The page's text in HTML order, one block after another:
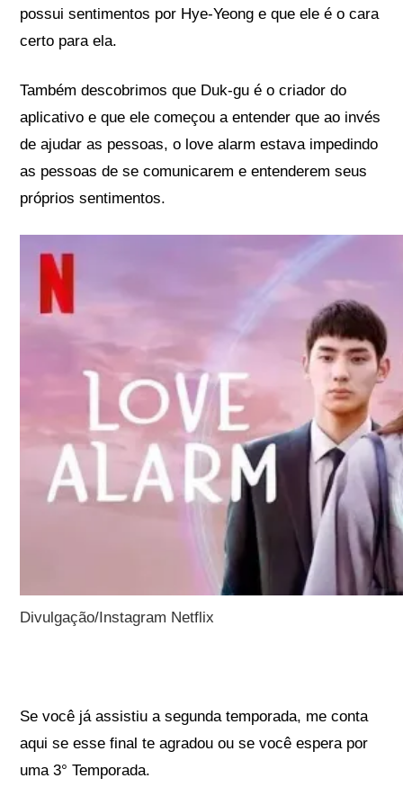
possui sentimentos por Hye-Yeong e que ele é o cara
certo para ela.
Também descobrimos que Duk-gu é o criador do
aplicativo e que ele começou a entender que ao invés
de ajudar as pessoas, o love alarm estava impedindo
as pessoas de se comunicarem e entenderem seus
próprios sentimentos.
Divulgação/Instagram Netflix
Se você já assistiu a segunda temporada, me conta
aqui se esse final te agradou ou se você espera por
uma 3° Temporada.